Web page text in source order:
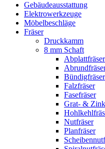
Gebäudeausstattung
Elektrowerkzeuge
Möbelbeschläge
Fräser
Druckkamm
8 mm Schaft
Abplattfräser
Bündigfräser
Falzfräser
Fasefräser
Grat- &
Nutfräser
Planfräser